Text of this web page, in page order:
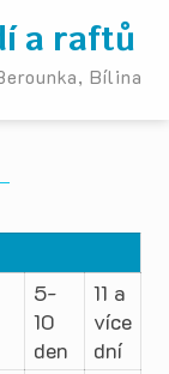
a raftů
Bílina
5-
10
den
11 a
více
dní